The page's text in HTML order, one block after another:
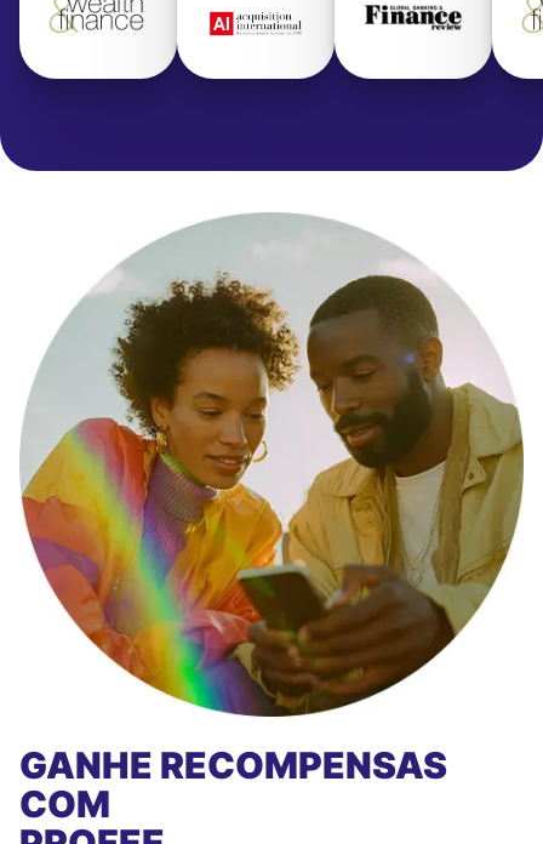
GANHE RECOMPENSAS
COM